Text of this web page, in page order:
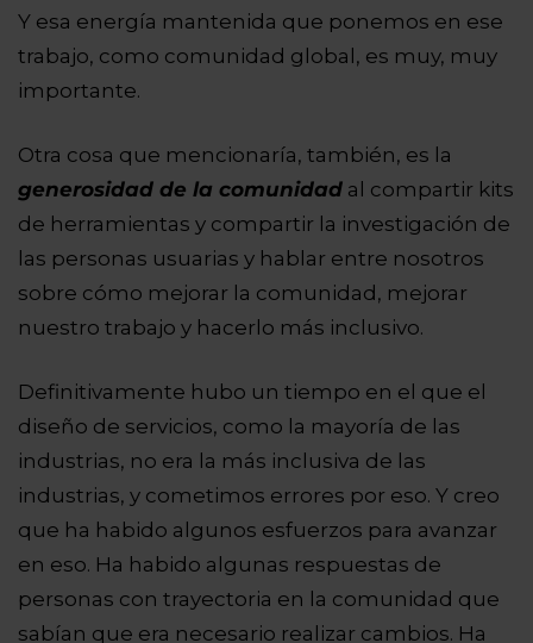
Y esa energía mantenida que ponemos en ese
trabajo, como comunidad global, es muy, muy
importante.
Otra cosa que mencionaría, también, es la
generosidad de la comunidad al compartir kits
de herramientas y compartir la investigación de
las personas usuarias y hablar entre nosotros
sobre cómo mejorar la comunidad, mejorar
nuestro trabajo y hacerlo más inclusivo.
Definitivamente hubo un tiempo en el que el
diseño de servicios, como la mayoría de las
industrias, no era la más inclusiva de las
industrias, y cometimos errores por eso. Y creo
que ha habido algunos esfuerzos para avanzar
en eso. Ha habido algunas respuestas de
personas con trayectoria en la comunidad que
sabían que era necesario realizar cambios. Ha